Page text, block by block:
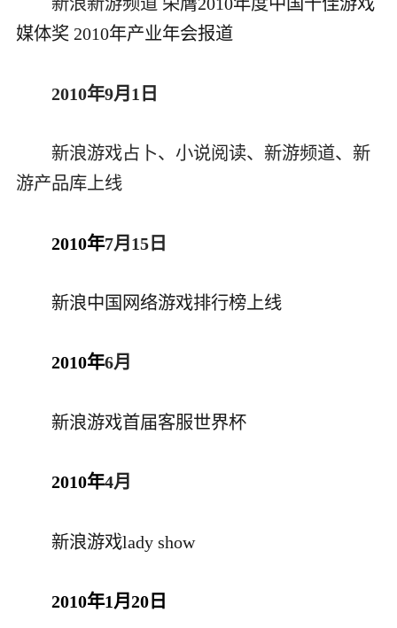
媒体奖 2010年产业年会报道
2010年9月1日
新浪游戏占卜、小说阅读、新游频道、新
游产品库上线
2010年7月15日
新浪中国网络游戏排行榜上线
2010年6月
新浪游戏首届客服世界杯
2010年4月
新浪游戏lady show
2010年1月20日